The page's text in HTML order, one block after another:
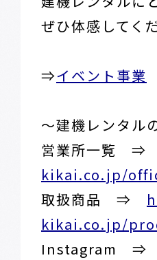
ぜひ体感してく
⇒イベント事業
～建機レンタル
営業所一覧 ⇒
kikai.co.jp/
取扱商品 ⇒
kikai.co.jp/
Instagram ⇒